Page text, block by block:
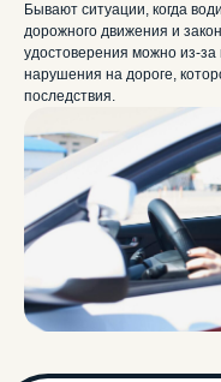
Бывают ситуации, когда
дорожного движения и
удостоверения можно из-
нарушения на дороге,
последствия.